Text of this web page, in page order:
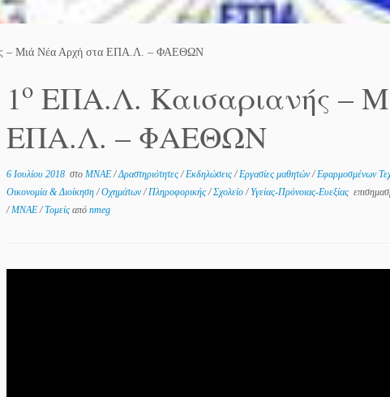
– Μιά Νέα Αρχή στα ΕΠΑ.Λ. – ΦΑΕΘΩΝ
1o ΕΠΑ.Λ. Καισαριανής –
ΕΠΑ.Λ. – ΦΑΕΘΩΝ
6 Ιουλίου 2018 στο MNAE/Δραστηριότητες/Εκδηλώσεις/Εργασίες μαθητών/Εφαρμοσμένων
Οικονομία & Διοίκηση/Οχημάτων/Πληροφορικής/Σχολείο/Υγείας-Πρόνοιας-Ευεξίας
/ΜΝΑΕ/Τομείς από nmeg